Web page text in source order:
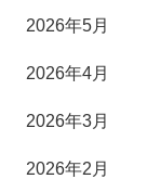
2026年5月
2026年4月
2026年3月
2026年2月